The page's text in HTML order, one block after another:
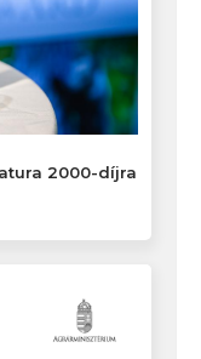
2000-díjra